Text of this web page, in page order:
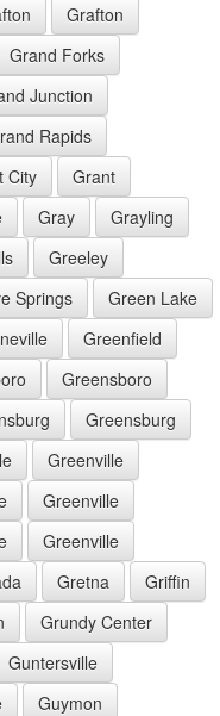
Grafton
Grand Forks
Junction
Rapids
City
Grant
Gray
Grayling
Greeley
Springs
Green Lake
Greenfield
Greensboro
Greensburg
Greenville
Greenville
Greenville
Gretna
Griffin
Grundy Center
Guntersville
Guymon